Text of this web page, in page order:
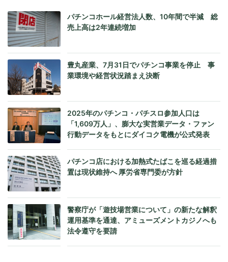
パチンコホール経営法人数、10年間で半減 総
売上高は2年連続増加
豊丸産業、7月31日でパチンコ事業を停止 事
業環境や経営状況踏まえ決断
2025年のパチンコ・パチスロ参加人口は
「1,609万人」、膨大な実営業データ・ファン
行動データをもとにダイコク電機が公式発表
パチンコ店における加熱式たばこを巡る経過措
置は現状維持へ 厚労省専門委が方針
警察庁が「遊技場営業について」の新たな解釈
運用基準を通達、アミューズメントカジノへも
法令遵守を要請